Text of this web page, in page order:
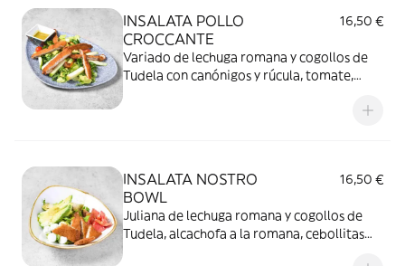
INSALATA POLLO
CROCCANTE
16,50 €
Variado de lechuga romana y cogollos de
Tudela con canónigos y rúcula, tomate,
INSALATA NOSTRO
BOWL
16,50 €
Juliana de lechuga romana y cogollos de
Tudela, alcachofa a la romana, cebollitas